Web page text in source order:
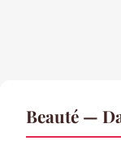
Beauté —